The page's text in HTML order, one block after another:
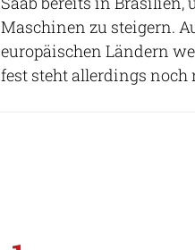
Maschinen zu steigern.
europäischen Ländern
fest steht allerdings noch